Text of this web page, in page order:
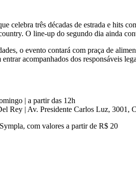
celebra três décadas de estrada e hits
O line-up do segundo dia ainda
o evento contará com praça de
acompanhados dos responsáveis
| a partir das 12h
Rey | Av. Presidente Carlos Luz, 3001,
com valores a partir de R$ 20